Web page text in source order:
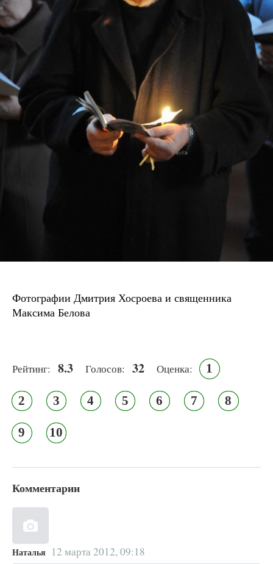
Фотографии Дмитрия Хосроева и священника
Максима Белова
Рейтинг: 8.3 Голосов: 32 Оценка: 1
2 3 4 5 6 7 8
9 10
Комментарии
Наталья 12 марта 2012, 09:18